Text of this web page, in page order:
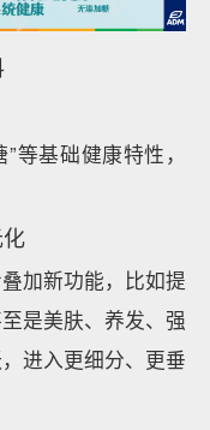
等基础健康特性，
加新功能，比如提
是美肤、养发、强
进入更细分、更垂